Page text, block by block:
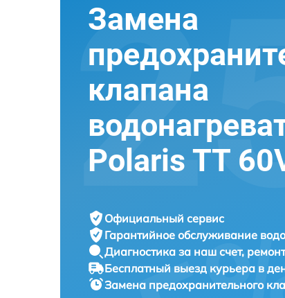
Замена
клапана
Polaris TT
Официальный сервис
Гарантийное обслуживание
Диагностика за наш счет,
Бесплатный выезд курьера в
Замена предохранительного